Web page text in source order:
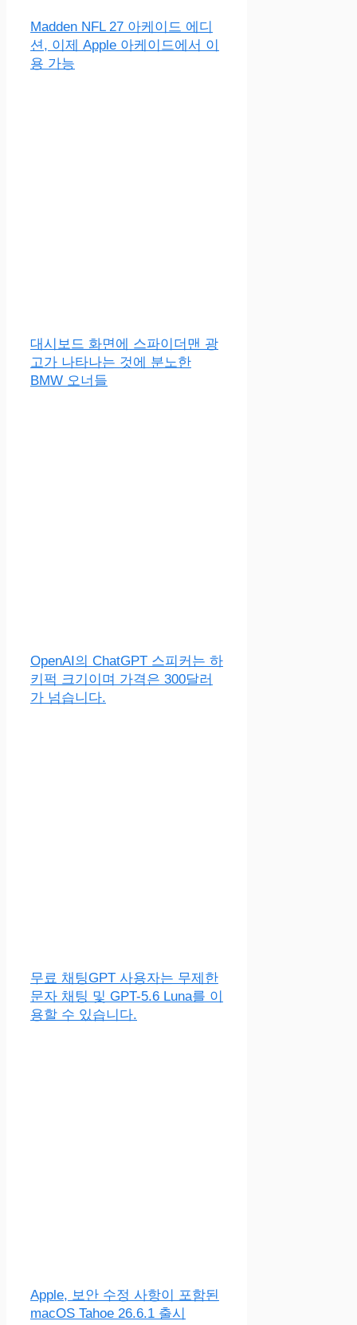
Madden NFL 27 아케이드 에디
션, 이제 Apple 아케이드에서 이
용 가능
대시보드 화면에 스파이더맨 광
고가 나타나는 것에 분노한
BMW 오너들
OpenAI의 ChatGPT 스피커는 하
키퍽 크기이며 가격은 300달러
가 넘습니다.
무료 채팅GPT 사용자는 무제한
문자 채팅 및 GPT-5.6 Luna를 이
용할 수 있습니다.
Apple, 보안 수정 사항이 포함된
macOS Tahoe 26.6.1 출시